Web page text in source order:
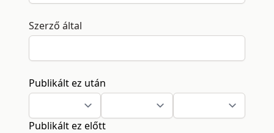
Szerző által
Publikált ez után
Publikált ez előtt